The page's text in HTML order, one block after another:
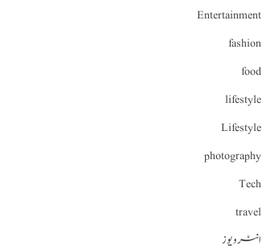
Entertainment
fashion
food
lifestyle
Lifestyle
photography
Tech
travel
انٹرویوز